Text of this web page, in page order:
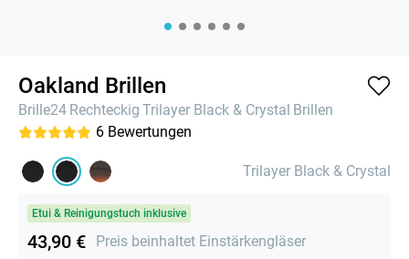
Oakland Brillen
Brille24 Rechteckig Trilayer Black & Crystal Brillen
6 Bewertungen
Trilayer Black & Crystal
Etui & Reinigungstuch inklusive
43,90 € Preis beinhaltet Einstärkengläser